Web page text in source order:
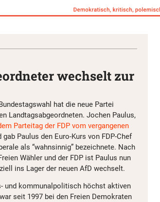
wechselt zur
hat die neue Partei
Landtagsabgeordneten. Jochen Paulus,
Parteitag der FDP vom vergangenen
gab Paulus den Euro-Kurs von FDP-Chef
als “wahnsinnig” bezeichnete. Nach
Wähler und der FDP ist Paulus nun
ins Lager der neuen AfD wechselt.
und kommunalpolitisch höchst aktiven
seit 1997 bei den Freien Demokraten